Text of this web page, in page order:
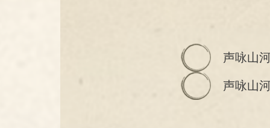
声咏山
声咏山